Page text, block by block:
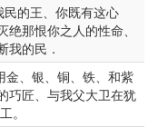
民的王、你既有这心
那恨你之人的性命、
我的民．
金、银、铜、铁、和紫
巧匠、与我父大卫在犹
。